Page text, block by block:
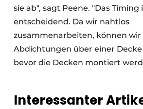
sie ab", sagt Peene. "Das Timing
entscheidend. Da wir nahtlos
zusammenarbeiten, können wir
Abdichtungen über einer
bevor die Decken montiert
Interessanter